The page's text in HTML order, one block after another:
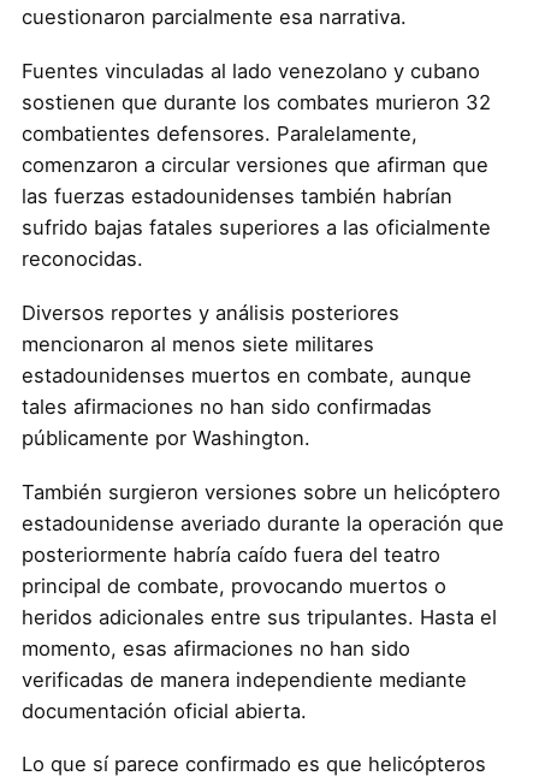
cuestionaron parcialmente esa narrativa.
Fuentes vinculadas al lado venezolano y cubano
sostienen que durante los combates murieron 32
combatientes defensores. Paralelamente,
comenzaron a circular versiones que afirman que
las fuerzas estadounidenses también habrían
sufrido bajas fatales superiores a las oficialmente
reconocidas.
Diversos reportes y análisis posteriores
mencionaron al menos siete militares
estadounidenses muertos en combate, aunque
tales afirmaciones no han sido confirmadas
públicamente por Washington.
También surgieron versiones sobre un helicóptero
estadounidense averiado durante la operación que
posteriormente habría caído fuera del teatro
principal de combate, provocando muertos o
heridos adicionales entre sus tripulantes. Hasta el
momento, esas afirmaciones no han sido
verificadas de manera independiente mediante
documentación oficial abierta.
Lo que sí parece confirmado es que helicópteros